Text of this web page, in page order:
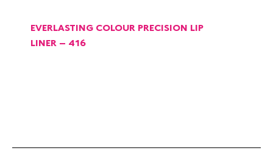
EVERLASTING COLOUR PRECISION LIP
LINER – 416